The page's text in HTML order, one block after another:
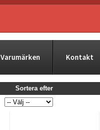
Varumärken Kontakt
Sortera efter